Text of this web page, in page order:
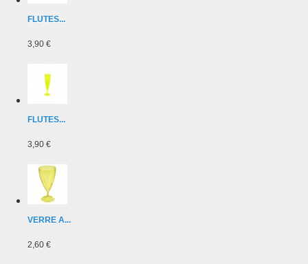
FLUTES...
3,90 €
FLUTES...
3,90 €
VERRE A...
2,60 €